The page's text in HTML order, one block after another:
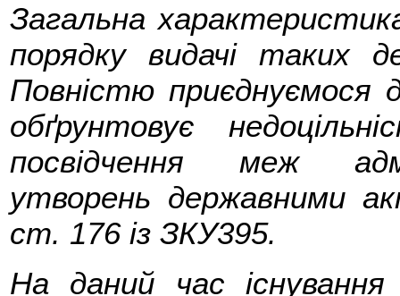
Загальна
порядку видачі таких
Повністю приєднуємося
обґрунтовує
посвідчення меж
утворень державними
ст. 176 із ЗКУ395.
На даний час